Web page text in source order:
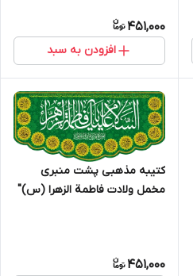
451,000
افزودن به سبد
کتیبه مذهبی پشت منبری
مخمل ولادت فاطمة الزهرا (س)"
451,000